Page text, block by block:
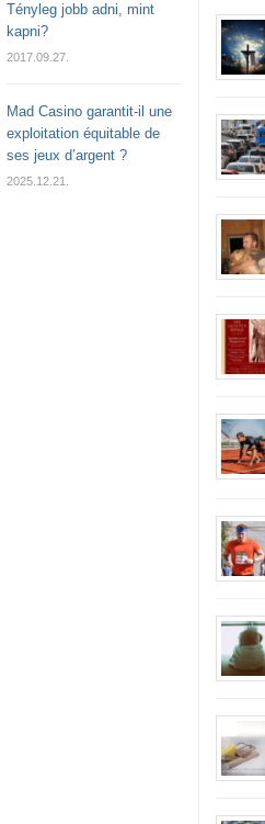
Tényleg jobb adni, mint
kapni?
2017.09.27.
Mad Casino garantit-il une
exploitation équitable de
ses jeux d’argent ?
2025.12.21.